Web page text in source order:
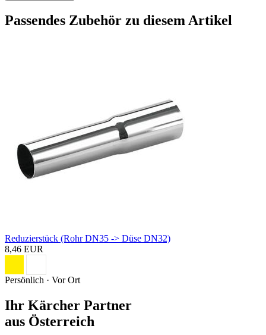
Passendes Zubehör zu diesem Artikel
Reduzierstück (Rohr DN35 -> Düse DN32)
8,46 EUR
Persönlich · Vor Ort
Ihr Kärcher Partner
aus Österreich